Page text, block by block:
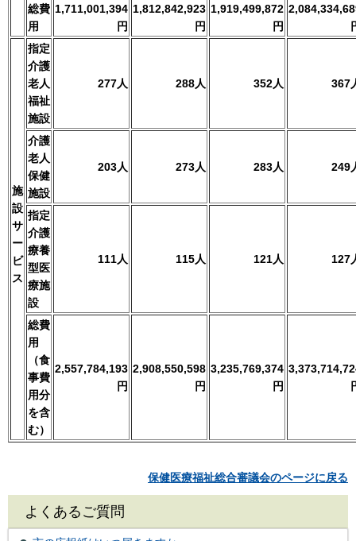
総費
用
1,711,001,394
円
1,812,842,923
円
1,919,499,872
円
施
設
サ
ー
ビ
ス
指定
介護
老人
福祉
施設
277人 288人 352人 367
介護
老人
保健
施設
203人 273人 283人 249
指定
介護
療養
型医
療施
設
111人 115人 121人 127
総費
用
（食
事費
用分
を含
む）
2,557,784,193
円
2,908,550,598
円
3,235,769,374
円
保健医療福祉総合審議会のページに戻る
よくあるご質問